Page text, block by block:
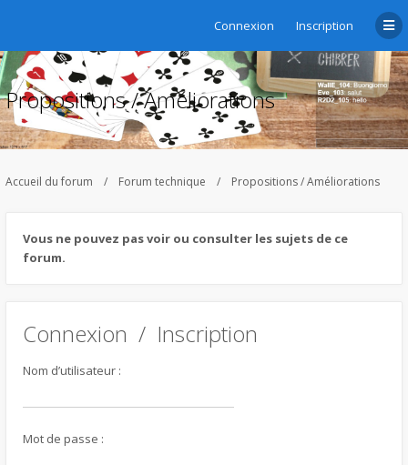
Connexion Inscription
Propositions / Améliorations
Accueil du forum Forum technique Propositions / Améliorations
Vous ne pouvez pas voir ou consulter les sujets de ce
forum.
Connexion / Inscription
Nom d’utilisateur :
Mot de passe :